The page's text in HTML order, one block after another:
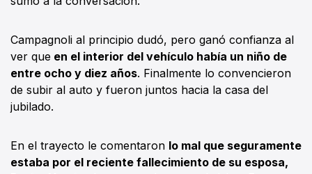
Campagnoli al principio dudó, pero ganó confianza al
ver que en el interior del vehículo había un niño de
entre ocho y diez años. Finalmente lo convencieron
de subir al auto y fueron juntos hacia la casa del
jubilado.
En el trayecto le comentaron lo mal que seguramente
estaba por el reciente fallecimiento de su esposa,